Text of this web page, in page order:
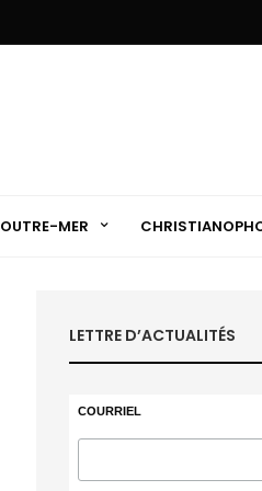
OUTRE-MER
LETTRE D’ACTUALITÉS
COURRIEL